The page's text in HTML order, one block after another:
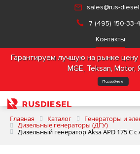
sales@rus-
7 (495) 150-33-
Контакты
Гарантируем лучшую на рынке
MGE, Teksan, Motor,
Подробнее
Главная Каталог Генераторы и
Дизельные генераторы (ДГУ)
Дизельный генератор Aksa APD 175 C с